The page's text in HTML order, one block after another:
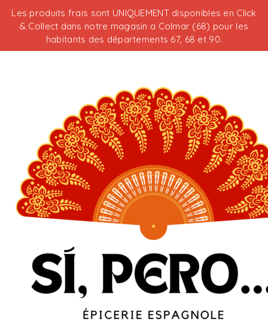
Les produits frais sont UNIQUEMENT disponibles en Click
& Collect dans notre magasin a Colmar (68) pour les
habitants des départements 67, 68 et 90.